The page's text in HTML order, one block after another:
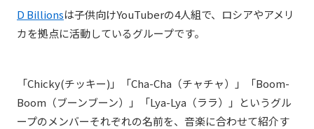
D Billionsは子供向けYouTuberの4人組で、ロシアやアメリ
カを拠点に活動しているグループです。
「Chicky(チッキー)」「Cha-Cha（チャチャ）」「Boom-
Boom（ブーンブーン）」「Lya-Lya（ララ）」というグル
ープのメンバーそれぞれの名前を、音楽に合わせて紹介す